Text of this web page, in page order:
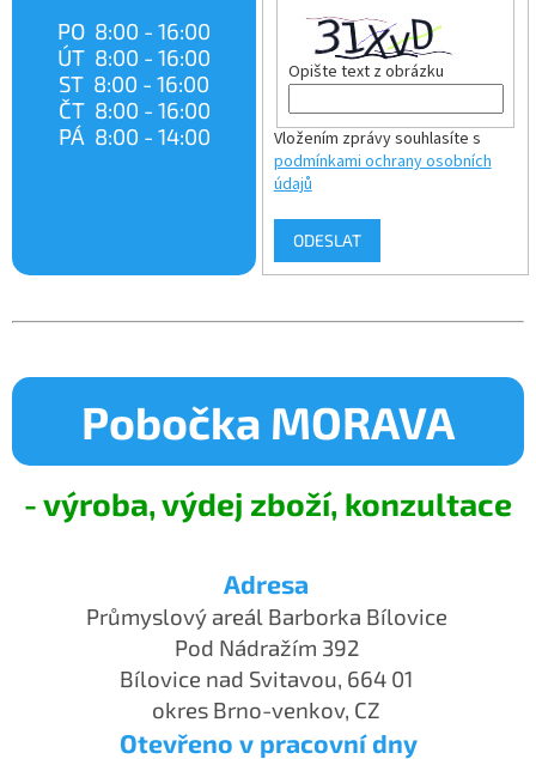
PO 8:00 - 16:00
ÚT 8:00 - 16:00
ST 8:00 - 16:00
ČT 8:00 - 16:00
PÁ 8:00 - 14:00
Opište text z obrázku
Vložením zprávy souhlasíte s
podmínkami ochrany osobních
údajů
ODESLAT
Pobočka MORAVA
- výroba, výdej zboží, konzultace
Adresa
Průmyslový areál Barborka Bílovice
Pod Nádražím 392
Bílovice nad Svitavou, 664 01
okres Brno-venkov, CZ
Otevřeno v pracovní dny